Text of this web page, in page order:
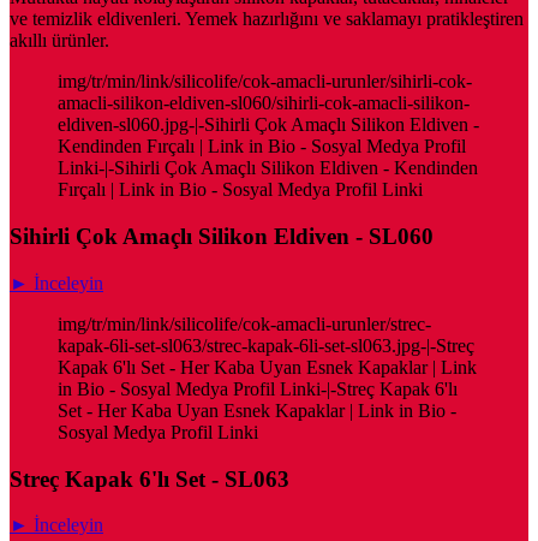
ve temizlik eldivenleri. Yemek hazırlığını ve saklamayı pratikleştiren
akıllı ürünler.
img/tr/min/link/silicolife/cok-amacli-urunler/sihirli-cok-
amacli-silikon-eldiven-sl060/sihirli-cok-amacli-silikon-
eldiven-sl060.jpg-|-Sihirli Çok Amaçlı Silikon Eldiven -
Kendinden Fırçalı | Link in Bio - Sosyal Medya Profil
Linki-|-Sihirli Çok Amaçlı Silikon Eldiven - Kendinden
Fırçalı | Link in Bio - Sosyal Medya Profil Linki
Sihirli Çok Amaçlı Silikon Eldiven - SL060
► İnceleyin
img/tr/min/link/silicolife/cok-amacli-urunler/strec-
kapak-6li-set-sl063/strec-kapak-6li-set-sl063.jpg-|-Streç
Kapak 6'lı Set - Her Kaba Uyan Esnek Kapaklar | Link
in Bio - Sosyal Medya Profil Linki-|-Streç Kapak 6'lı
Set - Her Kaba Uyan Esnek Kapaklar | Link in Bio -
Sosyal Medya Profil Linki
Streç Kapak 6'lı Set - SL063
► İnceleyin